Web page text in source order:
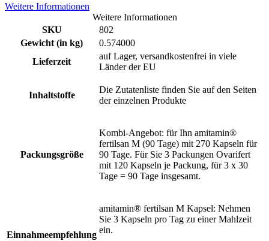
Weitere Informationen
Weitere Informationen
SKU
802
Gewicht (in kg)
0.574000
Lieferzeit
auf Lager, versandkostenfrei in viele
Länder der EU
Inhaltstoffe
Die Zutatenliste finden Sie auf den Seiten
der einzelnen Produkte
Packungsgröße
Kombi-Angebot: für Ihn amitamin®
fertilsan M (90 Tage) mit 270 Kapseln für
90 Tage. Für Sie 3 Packungen Ovarifert
mit 120 Kapseln je Packung, für 3 x 30
Tage = 90 Tage insgesamt.
Einnahmeempfehlung
amitamin® fertilsan M Kapsel: Nehmen
Sie 3 Kapseln pro Tag zu einer Mahlzeit
ein.